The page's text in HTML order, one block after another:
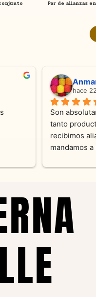
Par de alianzas
Ghisoli
con amabilidad y
convenientes